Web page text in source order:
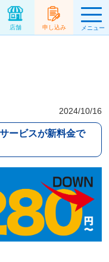
店舗 申し込み メニュー
2024/10/16
ービスが新料金で